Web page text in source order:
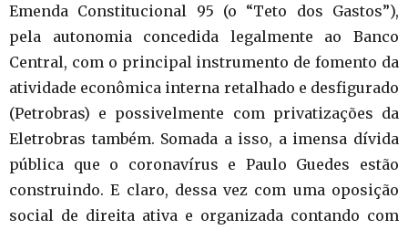
Emenda Constitucional 95 (o “Teto dos Gastos”),
pela autonomia concedida legalmente ao Banco
Central, com o principal instrumento de fomento da
atividade econômica interna retalhado e desfigurado
(Petrobras) e possivelmente com privatizações da
Eletrobras também. Somada a isso, a imensa dívida
pública que o coronavírus e Paulo Guedes estão
construindo. E claro, dessa vez com uma oposição
social de direita ativa e organizada contando com